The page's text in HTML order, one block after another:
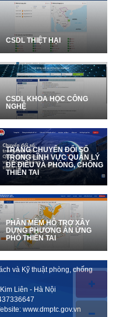
CSDL THIỆT HẠI
CSDL KHOA HỌC CÔNG
NGHỆ
TRANG CHUYỂN ĐỔI SỐ
TRONG LĨNH VỰC QUẢN LÝ
ĐÊ ĐIỀU VÀ PHÒNG, CHỐNG
THIÊN TAI
PHẦN MỀM HỖ TRỢ XÂY
DỰNG PHƯƠNG ÁN ỨNG
PHÓ THIÊN TAI
và Kỹ thuật phòng, chống
Liên - Hà Nội
www.dmptc.gov.vn